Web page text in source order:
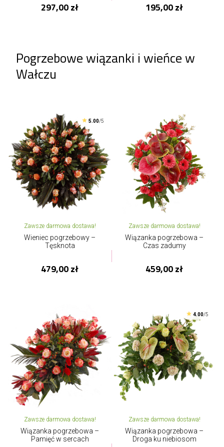
297,00 zł 195,00 zł
Pogrzebowe wiązanki i wieńce w
Wałczu
5.00/5
Zawsze darmowa dostawa!
Wieniec pogrzebowy –
Tęsknota
479,00 zł
Zawsze darmowa dostawa!
Wiązanka pogrzebowa –
Czas zadumy
459,00 zł
Zawsze darmowa dostawa!
Wiązanka pogrzebowa –
Pamięć w sercach
4.00/5
Zawsze darmowa dostawa!
Wiązanka pogrzebowa –
Droga ku niebiosom